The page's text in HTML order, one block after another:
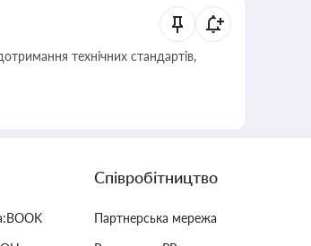
технічних стандартів,
Співробітництво
Партнерська мережа